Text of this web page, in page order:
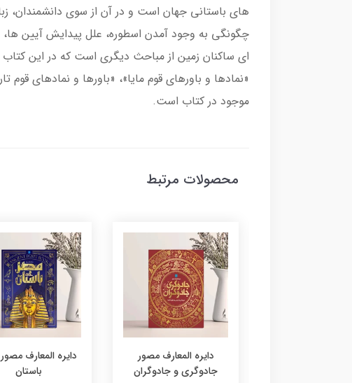
های باستانی جهان است و در آن از سوی دانشمندان،
چگونگی به وجود آمدن اسطوره، علل پیدایش آیین
ای ساکنان زمین از مباحث دیگری است که در این کتاب
«نمادها و باورهای قوم مایا»، «باورها و نمادهای
موجود در کتاب است.
محصولات مرتبط
دایره المعارف مصور
جادوگری و جادوگران
دایره المعارف
باستان